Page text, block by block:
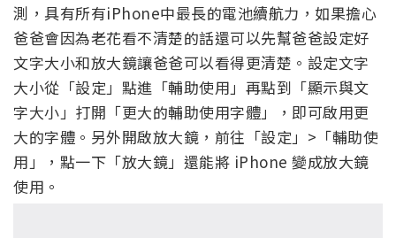
測，具有所有iPhone中最長的電池續航力，如果擔心
爸爸會因為老花看不清楚的話還可以先幫爸爸設定好
文字大小和放大鏡讓爸爸可以看得更清楚。設定文字
大小從「設定」點進「輔助使用」再點到「顯示與文
字大小」打開「更大的輔助使用字體」，即可啟用更
大的字體。另外開啟放大鏡，前往「設定」 > 「輔助使
用」，點一下「放大鏡」還能將 iPhone 變成放大鏡
使用。